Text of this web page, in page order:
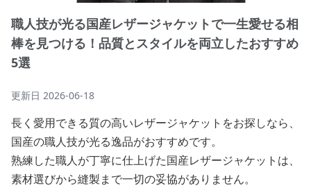
職人技が光る国産レザージャケットで一生愛せる相
棒を見つける！品質とスタイルを両立したおすすめ
5選
更新日 2026-06-18
長く愛用できる質の高いレザージャケットをお探しなら、
国産の職人技が光る逸品がおすすめです。
熟練した職人が丁寧に仕上げた国産レザージャケットは、
素材選びから縫製まで一切の妥協がありません。